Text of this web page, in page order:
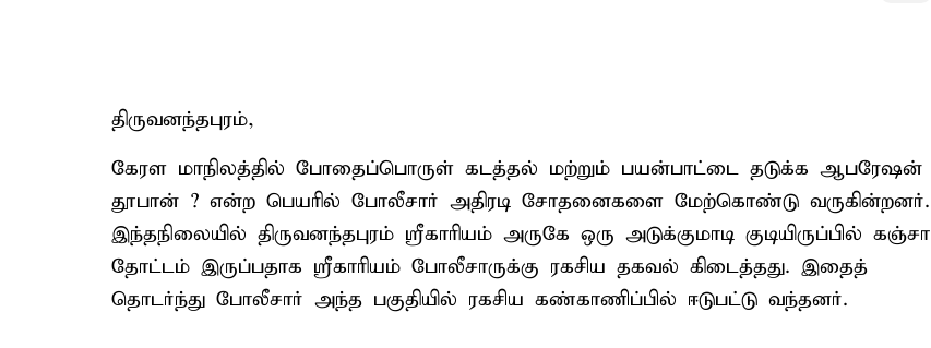
திருவனந்தபுரம்,
கேரள மாநிலத்தில் போதைப்பொருள் கடத்தல் மற்றும் பயன்பாட்டை தடுக்க ஆபரேஷன்
தூபான் ? என்ற பெயரில் போலீசார் அதிரடி சோதனைகளை மேற்கொண்டு வருகின்றனர்.
இந்தநிலையில் திருவனந்தபுரம் ஸ்ரீகாரியம் அருகே ஒரு அடுக்குமாடி குடியிருப்பில் கஞ்சா
தோட்டம் இருப்பதாக ஸ்ரீகாரியம் போலீசாருக்கு ரகசிய தகவல் கிடைத்தது. இதைத்
தொடர்ந்து போலீசார் அந்த பகுதியில் ரகசிய கண்காணிப்பில் ஈடுபட்டு வந்தனர்.